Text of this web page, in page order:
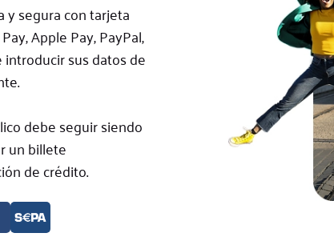
segura con tarjeta
Apple Pay, PayPal,
sus datos de
debe seguir siendo
un billete
de crédito.